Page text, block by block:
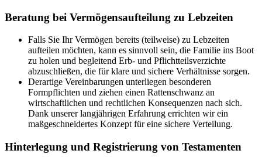
Beratung bei Vermögensaufteilung zu Lebzeiten
Falls Sie Ihr Vermögen bereits (teilweise) zu Lebzeiten
aufteilen möchten, kann es sinnvoll sein, die Familie ins Boot
zu holen und begleitend Erb- und Pflichtteilsverzichte
abzuschließen, die für klare und sichere Verhältnisse sorgen.
Derartige Vereinbarungen unterliegen besonderen
Formpflichten und ziehen einen Rattenschwanz an
wirtschaftlichen und rechtlichen Konsequenzen nach sich.
Dank unserer langjährigen Erfahrung errichten wir ein
maßgeschneidertes Konzept für eine sichere Verteilung.
Hinterlegung und Registrierung von Testamenten